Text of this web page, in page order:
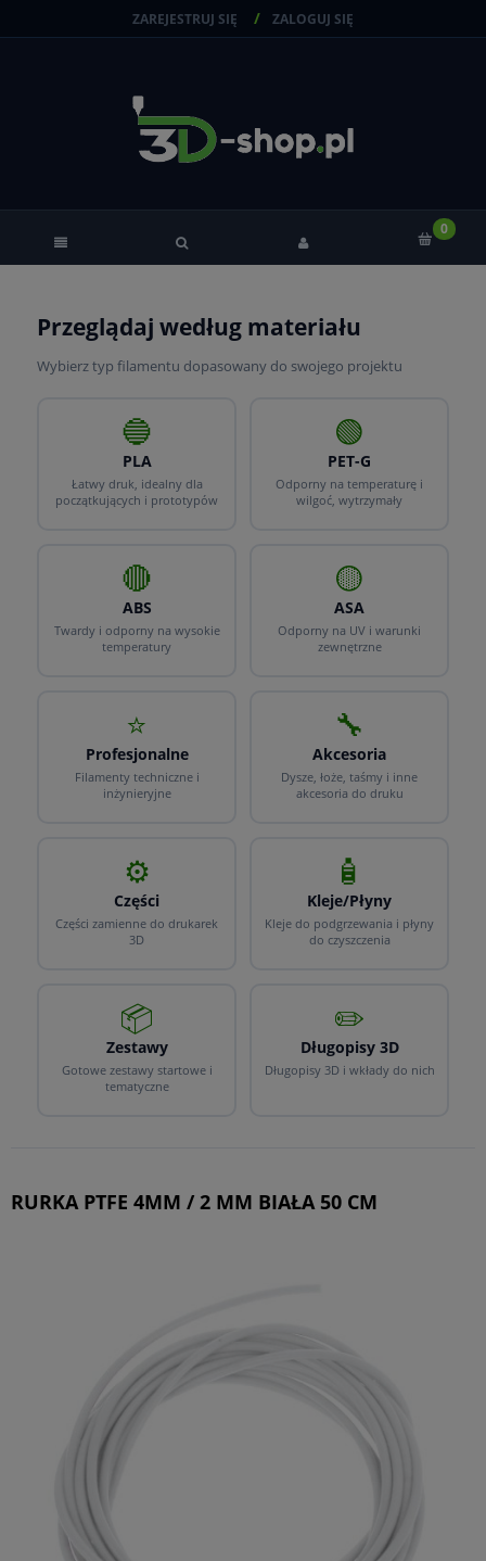
ZAREJESTRUJ SIĘ ZALOGUJ SIĘ
Przeglądaj według materiału
Wybierz typ filamentu dopasowany do swojego projektu
🔵
PLA
Łatwy druk, idealny dla
początkujących i prototypów
🟢
PET-G
Odporny na temperaturę i
wilgoć, wytrzymały
🔴
ABS
Twardy i odporny na wysokie
temperatury
🟡
ASA
Odporny na UV i warunki
zewnętrzne
⭐
Profesjonalne
Filamenty techniczne i
inżynieryjne
🔧
Akcesoria
Dysze, łoże, taśmy i inne
akcesoria do druku
⚙️
Części
Części zamienne do drukarek
3D
🧴
Kleje/Płyny
Kleje do podgrzewania i płyny
do czyszczenia
📦
Zestawy
Gotowe zestawy startowe i
tematyczne
✏️
Długopisy 3D
Długopisy 3D i wkłady do nich
RURKA PTFE 4MM / 2 MM BIAŁA 50 CM